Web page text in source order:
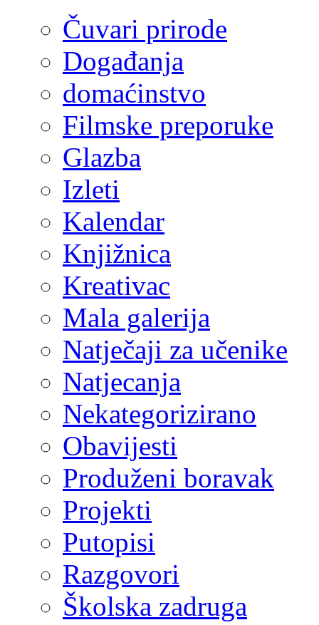
Čuvari prirode
Događanja
domaćinstvo
Filmske preporuke
Glazba
Izleti
Kalendar
Knjižnica
Kreativac
Mala galerija
Natječaji za učenike
Natjecanja
Nekategorizirano
Obavijesti
Produženi boravak
Projekti
Putopisi
Razgovori
Školska zadruga